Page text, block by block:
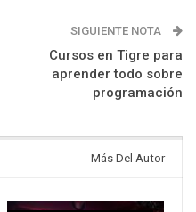
SIGUIENTE NOTA
Cursos en Tigre para
aprender todo sobre
programación
Más Del Autor